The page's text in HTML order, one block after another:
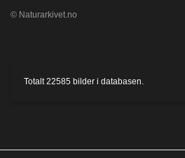
© Naturarkivet.no
Totalt 22585 bilder i databasen.